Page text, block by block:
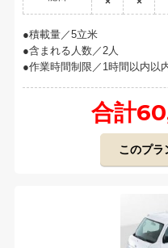
積載量／5立米
含まれる人数／2人
作業時間制限／1時間以内以
合計
このプラ